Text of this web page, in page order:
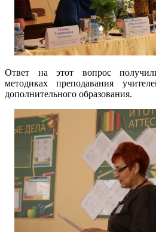
Ответ на этот вопрос
методиках преподавания
дополнительного образования.